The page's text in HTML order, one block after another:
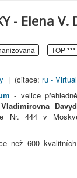
- Elena
TOP ***
| (citace: ru -
- velice
Nr. 444 v
než 600